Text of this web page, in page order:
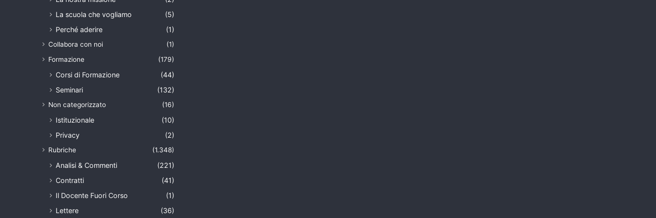
La scuola che vogliamo
(5)
Perché aderire
(1)
Collabora con noi
(1)
Formazione
(179)
Corsi di Formazione
(44)
Seminari
(132)
Non categorizzato (16)
Istituzionale
(10)
Privacy
(2)
Rubriche (1.348)
Analisi & Commenti
(221)
Contratti
(41)
Il Docente Fuori Corso
(1)
Lettere
(36)